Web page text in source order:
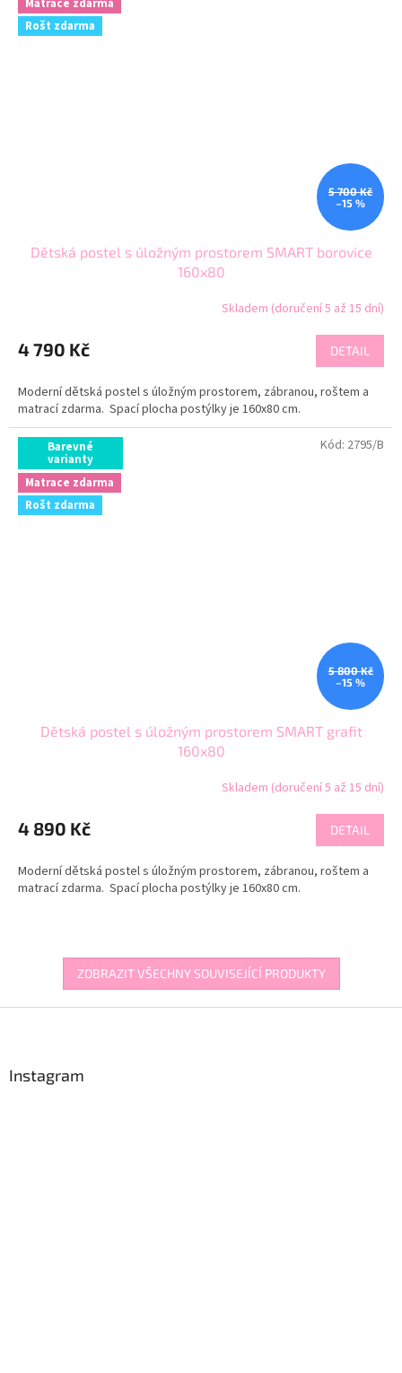
Matrace zdarma
Rošt zdarma
5 700 Kč
–15 %
Dětská postel s úložným prostorem SMART borovice
160x80
Skladem (doručení 5 až 15 dní)
4 790 Kč DETAIL
Moderní dětská postel s úložným prostorem, zábranou, roštem a
matrací zdarma. Spací plocha postýlky je 160x80 cm.
Barevné
varianty
Matrace zdarma
Rošt zdarma
5 800 Kč
–15 %
Dětská postel s úložným prostorem SMART grafit
160x80
Skladem (doručení 5 až 15 dní)
4 890 Kč DETAIL
Moderní dětská postel s úložným prostorem, zábranou, roštem a
matrací zdarma. Spací plocha postýlky je 160x80 cm.
Kód: 2795/B
ZOBRAZIT VŠECHNY SOUVISEJÍCÍ PRODUKTY
Instagram